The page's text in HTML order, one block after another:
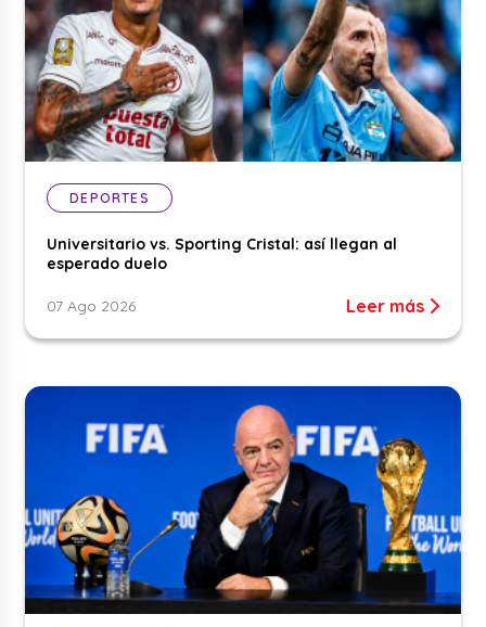
DEPORTES
Universitario vs. Sporting Cristal: así llegan al
esperado duelo
07 Ago 2026 Leer más